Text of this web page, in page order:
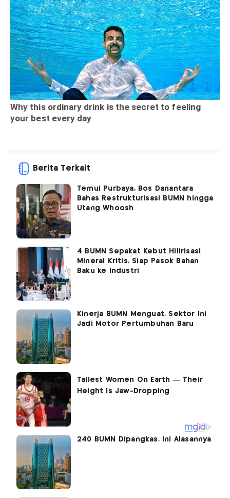
Berita Terkait
Temui Purbaya, Bos Danantara
Bahas Restrukturisasi BUMN hingga
Utang Whoosh
4 BUMN Sepakat Kebut Hilirisasi
Mineral Kritis, Siap Pasok Bahan
Baku ke Industri
Kinerja BUMN Menguat, Sektor Ini
Jadi Motor Pertumbuhan Baru
240 BUMN Dipangkas, Ini Alasannya